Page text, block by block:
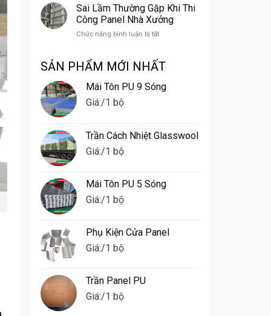
Bao
Nhiêu
Năm
Điểm
Của
Nhà
Lắp
Tháp
Sai Lầm Thường Gặp Khi Thi
Công Panel Nhà Xưởng
Chức năng bình luận bị tắtở
Thường
Khi
Xưởng
SẢN PHẨM MỚI NHẤT
Mái Tôn PU 9 Sóng
Giá:/1 bộ
Trần Cách Nhiệt Glasswool
Giá:/1 bộ
Mái Tôn PU 5 Sóng
Giá:/1 bộ
Phụ Kiện Cửa Panel
Giá:/1 bộ
Trần Panel PU
Giá:/1 bộ